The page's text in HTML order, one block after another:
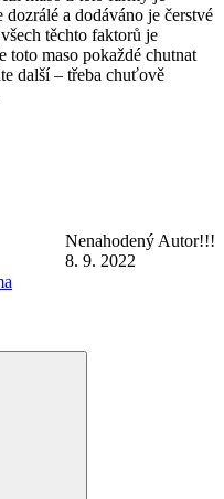
a dodáváno je čerstvé
těchto faktorů je
toto maso pokaždé chutnat
další – třeba chuťově
Nenahodený Autor!!!
8. 9. 2022